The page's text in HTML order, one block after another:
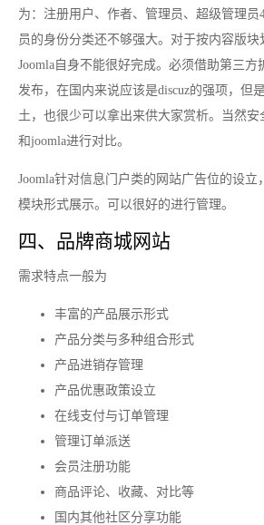
为：注册用户、作者、管理员、超级管理
员的身份分类还不够强大。对于按内容版块
Joomla自身不能很好完成。必须借助第三方
发布，在国内来说应该是discuz的强项，但
土，也很少可以拿出来供大家赏析。当然
和joomla进行对比。
Joomla针对信息门户类的网站广告位的设立
模块形式展示。可以很好的进行管理。
四、品牌商城网站
需求特点一般为
丰富的产品展示形式
产品分类与多种组合形式
产品进销存管理
产品优惠政策设立
在线支付与订单管理
管理订单派送
会员注册功能
商品评论、收藏、对比等
国内其他社区分享功能